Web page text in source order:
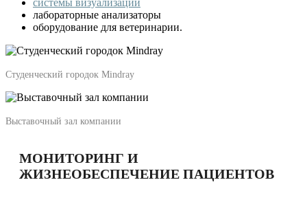
системы визуализации
лабораторные анализаторы
оборудование для ветеринарии.
Студенческий городок Mindray
Выставочный зал компании
МОНИТОРИНГ И
ЖИЗНЕОБЕСПЕЧЕНИЕ ПАЦИЕНТОВ